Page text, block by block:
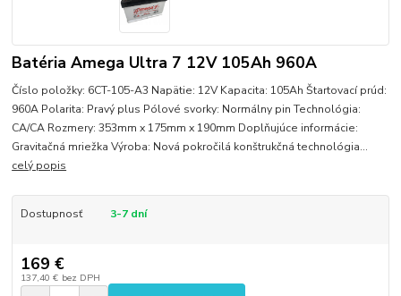
Batéria Amega Ultra 7 12V 105Ah 960A
Číslo položky: 6CT-105-A3 Napätie: 12V Kapacita: 105Ah Štartovací prúd:
960A Polarita: Pravý plus Pólové svorky: Normálny pin Technológia:
CA/CA Rozmery: 353mm x 175mm x 190mm Doplňujúce informácie:
Gravitačná mriežka Výroba: Nová pokročilá konštrukčná technológia...
celý popis
Dostupnosť 3-7 dní
169 €
137,40 € bez DPH